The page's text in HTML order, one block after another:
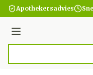
Ga naar de inhoud
Apothekersadvies
Menu